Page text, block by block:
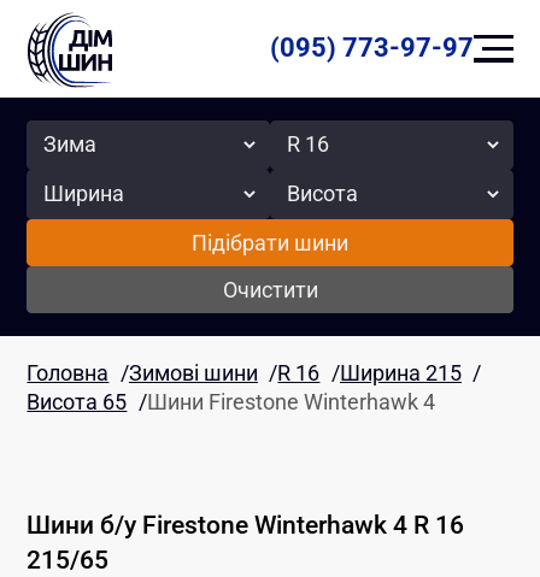
(095) 773-97-97
Сезон Радіус
Ширина Висота
Підібрати шини
Очистити
Головна /Зимові шини /R 16 /Ширина 215 /
Висота 65 /Шини Firestone Winterhawk 4
Шини б/у Firestone Winterhawk 4 R 16
215/65